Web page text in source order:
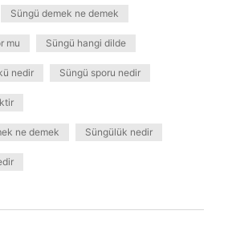
Süngü demek ne demek
mu Süngü hangi dilde
nedir Süngü sporu nedir
ne demek Süngülük nedir